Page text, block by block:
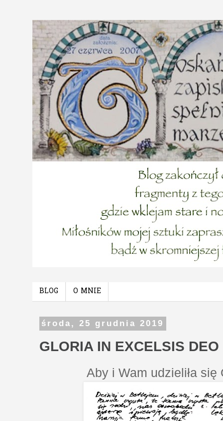
BLOG O MNIE
środa, 25 grudnia 2019
GLORIA IN EXCELSIS DEO
Aby i Wam udzieliła